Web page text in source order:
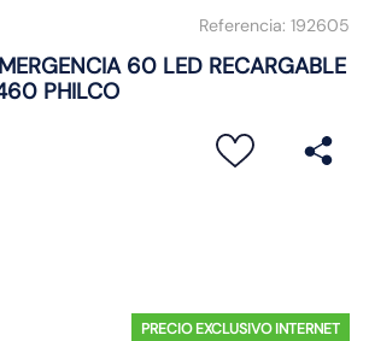
Referencia: 192605
60 LED RECARGABLE
PHILCO
PRECIO EXCLUSIVO INTERNET
matixgo
7
foco led
8
proyector led